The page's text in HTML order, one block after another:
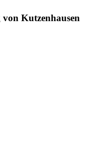
Kutzenhausen